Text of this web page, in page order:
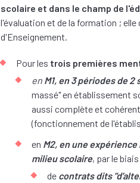
scolaire et dans le champ de
l'évaluation et de la formation ; elle
d'Enseignement.
Pour les trois premières
en M1, en 3 périodes de
massé" en établissement
aussi complète et
(fonctionnement de
en M2, en une
milieu scolaire, par le biais
de contrats dits